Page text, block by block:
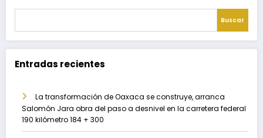
Buscar
Entradas recientes
La transformación de Oaxaca se construye, arranca
Salomón Jara obra del paso a desnivel en la carretera federal
190 kilómetro 184 + 300